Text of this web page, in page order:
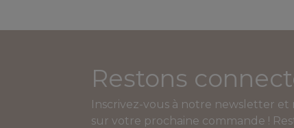
Restons
Inscrivez-vous à notre newsletter et
sur votre prochaine commande !